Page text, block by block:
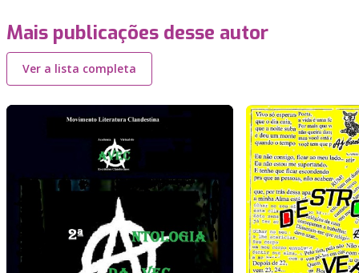
Mais publicações desse autor
Ver a lista completa